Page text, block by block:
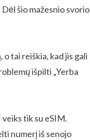
Dėl šio mažesnio svorio
tai reiškia, kad jis gali
išpilti „Yerba
veiks tik su eSIM.
numerį iš senojo